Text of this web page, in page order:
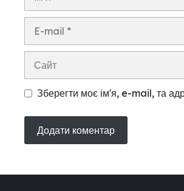
Зберегти моє ім'я, e-mail, та